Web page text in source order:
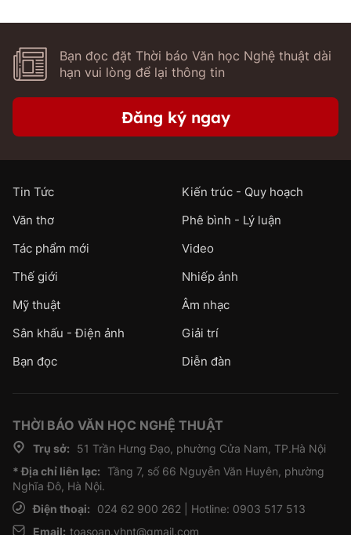
Bạn đọc đặt Thời báo Văn học Nghệ thuật dài
hạn vui lòng để lại thông tin
Đăng ký ngay
Tin Tức
Kiến trúc - Quy hoạch
Văn thơ
Phê bình - Lý luận
Tác phẩm mới
Video
Thế giới
Nhiếp ảnh
Mỹ thuật
Âm nhạc
Sân khấu - Điện ảnh
Giải trí
Bạn đọc
Diễn đàn
THỜI BÁO VĂN HỌC NGHỆ THUẬT
Trụ sở:
51 Trần Hưng Đạo, phường Cửa Nam, TP.Hà Nội
* Địa chỉ liên lạc: Tầng 7, số 66 Nguyễn Văn Huyên, phường
Nghĩa Đô, Hà Nội.
Điện thoại:
024 62 900 262 | Hotline: 0903 517 513
Email: toasoan.vhnt@gmail.com